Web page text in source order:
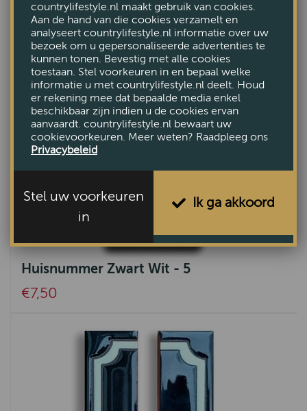
€7,50
Huisnummer Zwart Wit - 5
€7,50
countrylifestyle.nl maakt gebruik van cookies.
Aan de hand van die cookies verzamelt en
analyseert countrylifestyle.nl informatie over uw
bezoek om u gepersonaliseerde advertenties te
kunnen tonen. Bevestig met alle cookies
toestaan. Stel voorkeuren in en bepaal welke
informatie u met countrylifestyle.nl deelt. Houd
er rekening mee dat bepaalde media enkel
beschikbaar zijn indien u de cookies ervan
aanvaardt. countrylifestyle.nl bewaart uw
cookievoorkeuren. Meer weten? Raadpleeg ons
Privacybeleid
Stel uw voorkeuren
in
Ik ga akkoord